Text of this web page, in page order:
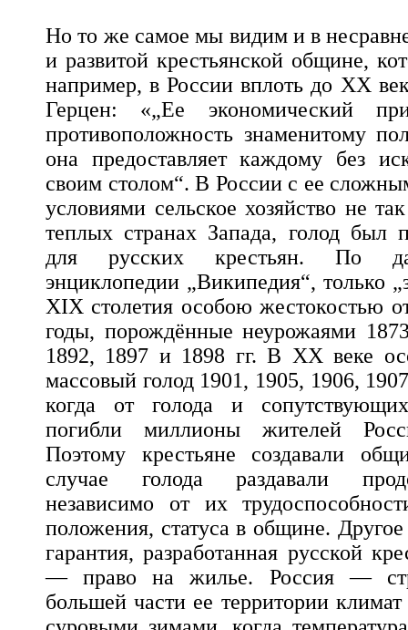
Но то же самое мы видим и в
и развитой крестьянской общине,
например, в России вплоть до ХХ
Герцен: «„Ее экономический
противоположность знаменитому
она предоставляет каждому без
своим столом“. В России с ее
условиями сельское хозяйство не
теплых странах Запада, голод был
для русских крестьян. По
энциклопедии „Википедия“, только
XIX столетия особою жестокостью
годы, порождённые неурожаями
1892, 1897 и 1898 гг. В XX веке
массовый голод 1901, 1905, 1906,
когда от голода и
погибли миллионы жителей
Поэтому крестьяне создавали
случае голода раздавали
независимо от их
положения, статуса в общине.
гарантия, разработанная русской
— право на жилье. Россия —
большей части ее территории